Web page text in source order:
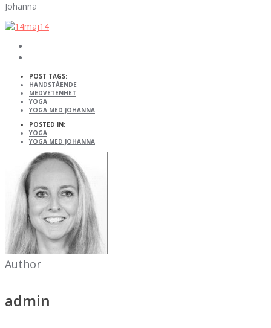
Johanna
POST TAGS:
HANDSTÅENDE
MEDVETENHET
YOGA
YOGA MED JOHANNA
POSTED IN:
YOGA
YOGA MED JOHANNA
Author
admin